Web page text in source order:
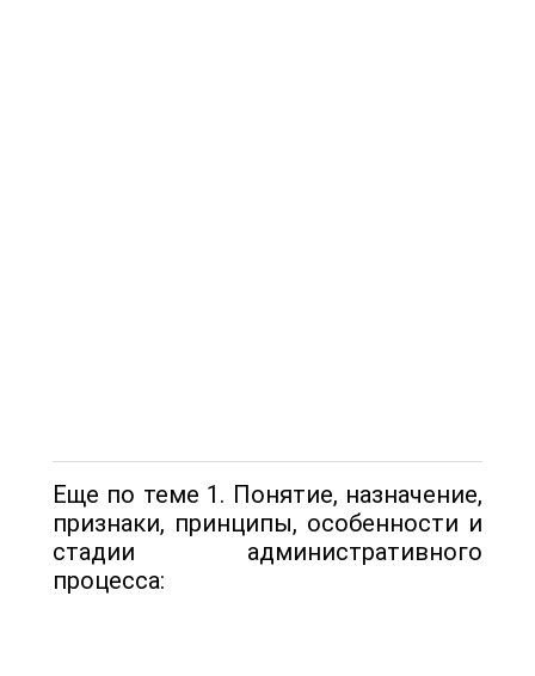
Еще по теме 1. Понятие, назначение,
признаки, принципы, особенности и
стадии административного
процесса: